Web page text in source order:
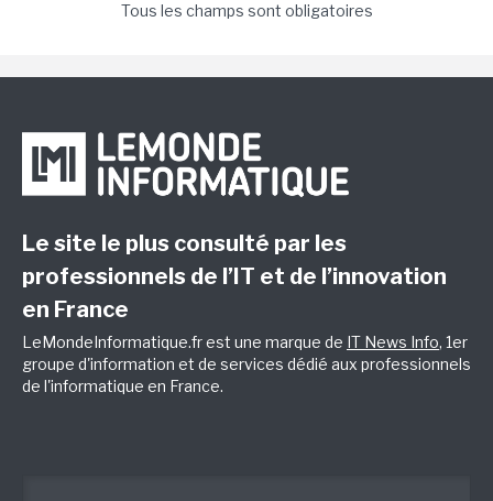
Tous les champs sont obligatoires
Le site le plus consulté par les
professionnels de l’IT et de l’innovation
en France
LeMondeInformatique.fr est une marque de IT News Info, 1er
groupe d'information et de services dédié aux professionnels
de l'informatique en France.